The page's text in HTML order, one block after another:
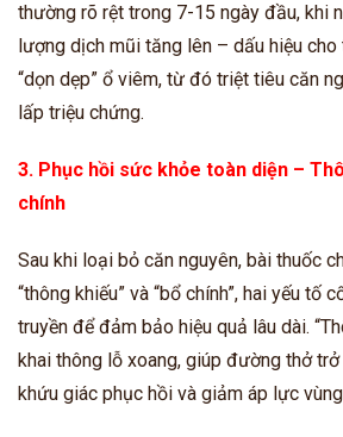
thường rõ rệt trong 7-15 ngày đầu, khi
lượng dịch mũi tăng lên – dấu hiệu
“dọn dẹp” ổ viêm, từ đó triệt tiêu căn
lấp triệu chứng.
3. Phục hồi sức khỏe toàn diện –
chính
Sau khi loại bỏ căn nguyên, bài thuốc
“thông khiếu” và “bổ chính”, hai yếu tố
truyền để đảm bảo hiệu quả lâu dài.
khai thông lỗ xoang, giúp đường thở
khứu giác phục hồi và giảm áp lực